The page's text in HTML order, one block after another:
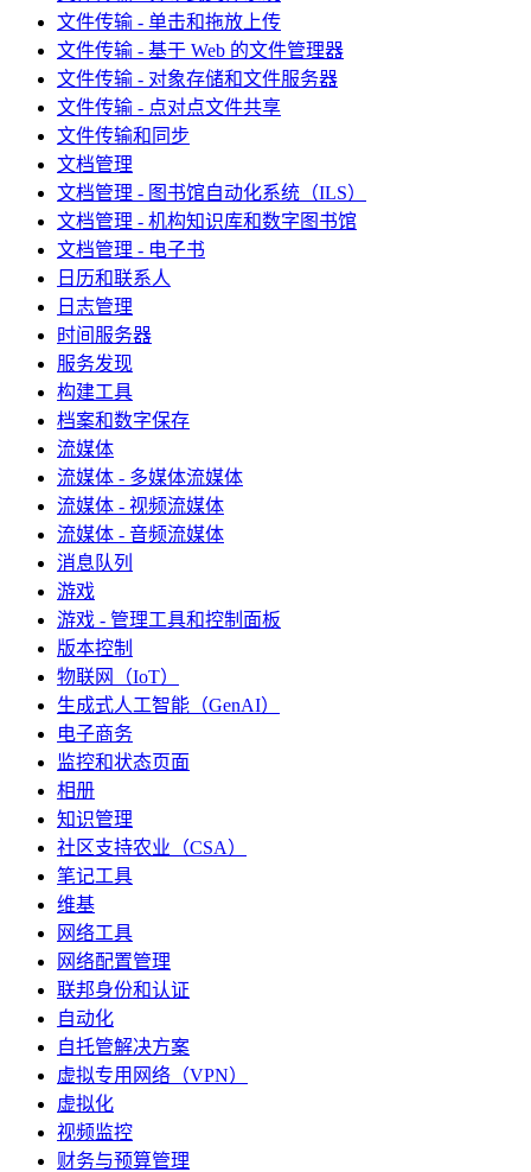
文件传输 - 单击和拖放上传
文件传输 - 基于 Web 的文件管理器
文件传输 - 对象存储和文件服务器
文件传输 - 点对点文件共享
文件传输和同步
文档管理
文档管理 - 图书馆自动化系统（ILS）
文档管理 - 机构知识库和数字图书馆
文档管理 - 电子书
日历和联系人
日志管理
时间服务器
服务发现
构建工具
档案和数字保存
流媒体
流媒体 - 多媒体流媒体
流媒体 - 视频流媒体
流媒体 - 音频流媒体
消息队列
游戏
游戏 - 管理工具和控制面板
版本控制
物联网（IoT）
生成式人工智能（GenAI）
电子商务
监控和状态页面
相册
知识管理
社区支持农业（CSA）
笔记工具
维基
网络工具
网络配置管理
联邦身份和认证
自动化
自托管解决方案
虚拟专用网络（VPN）
虚拟化
视频监控
财务与预算管理